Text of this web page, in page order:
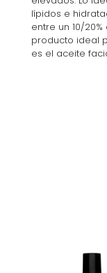
lípidos e
entre un 10/
producto ideal
es el aceite